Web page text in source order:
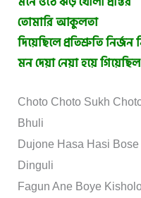
তোমারি আকুলতা
দিয়েছিলে প্রতিশ্রুতি নির্জন
মন দেয়া নেয়া হয়ে
Choto Choto Sukh
Bhuli
Dujone Hasa Hasi
Dinguli
Fagun Ane Boye